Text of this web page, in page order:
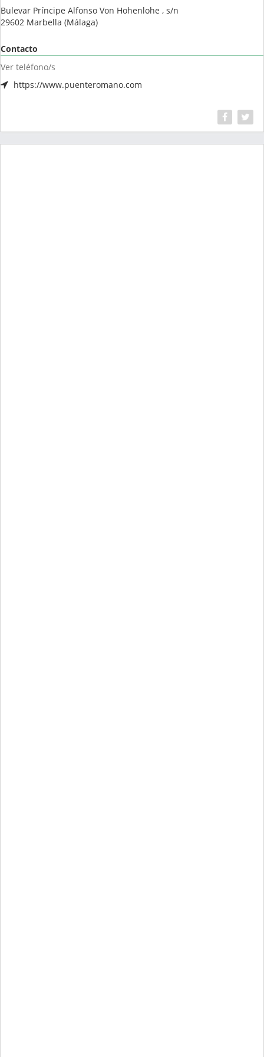
Bulevar Príncipe Alfonso Von Hohenlohe , s/n
29602 Marbella (Málaga)
Contacto
Ver teléfono/s
https://www.puenteromano.com